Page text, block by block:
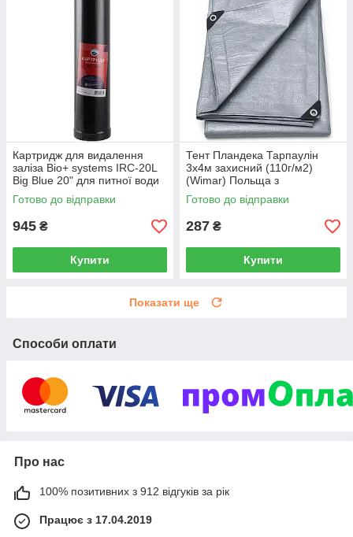
Картридж для видалення
заліза Bio+ systems IRC-20L
Big Blue 20" для питної води
Готово до відправки
945 ₴
Купити
Тент Пландека Тарпаулін
3x4м захисний (110г/м2)
(Wimar) Польща з
люверсами
Готово до відправки
287 ₴
Купити
Показати ще
Способи оплати
Про нас
100% позитивних з 912 відгуків за рік
Працює з 17.04.2019